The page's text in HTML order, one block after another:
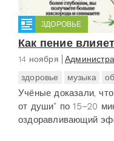
ЗДОРОВЬЕ
Как пение
14 ноября
здоровье
музыка
Учёные доказали,
от души" по 15–20
оздоравливающий